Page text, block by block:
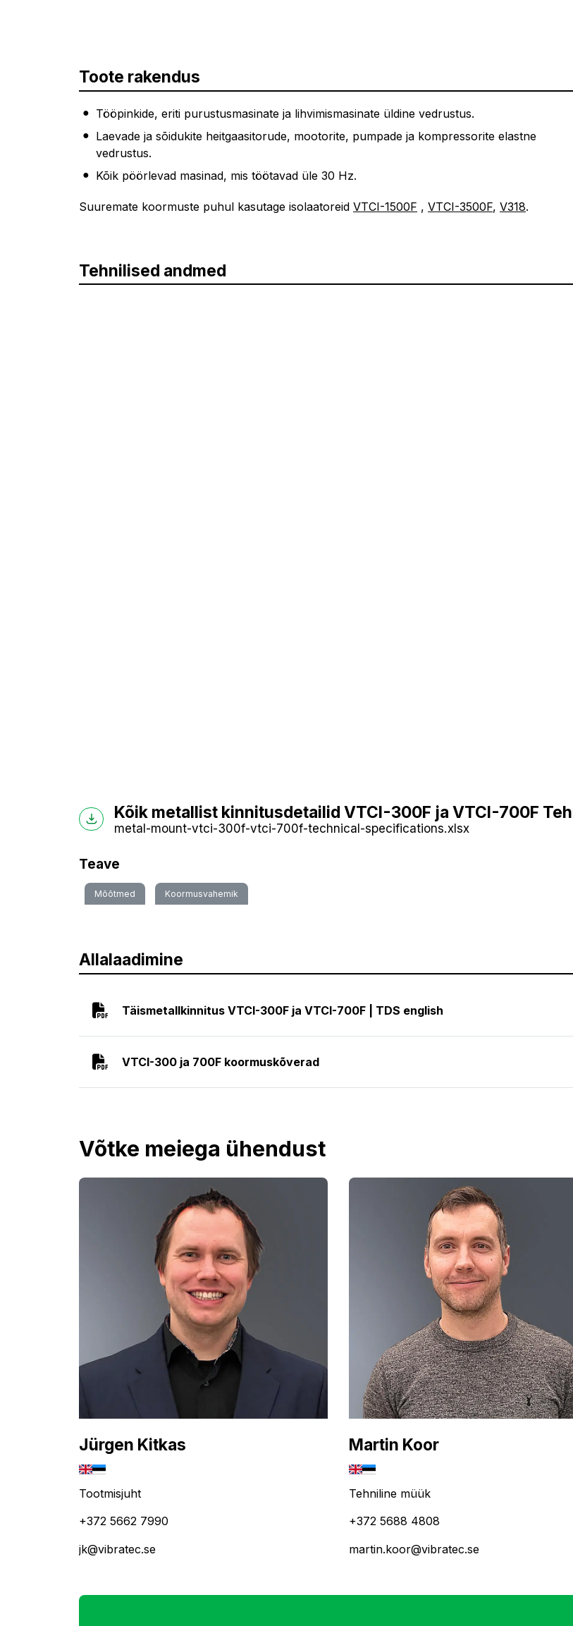
Toote rakendus
Tööpinkide, eriti purustusmasinate ja lihvimismasinate üldine vedrustus.
Laevade ja sõidukite heitgaasitorude, mootorite, pumpade ja kompressorite elastne
vedrustus.
Kõik pöörlevad masinad, mis töötavad üle 30 Hz.
Suuremate koormuste puhul kasutage isolaatoreid VTCI-1500F , VTCI-3500F, V318.
Tehnilised andmed
Kõik metallist kinnitusdetailid VTCI-300F ja VTCI-700F
metal-mount-vtci-300f-vtci-700f-technical-specifications.xlsx
Teave
Mõõtmed Koormusvahemik
Allalaadimine
Täismetallkinnitus VTCI-300F ja VTCI-700F | TDS english
VTCI-300 ja 700F koormuskõverad
Võtke meiega ühendust
Jürgen Kitkas
Tootmisjuht
+372 5662 7990
jk@vibratec.se
Martin Koor
Tehniline müük
+372 5688 4808
martin.koor@vibratec.se